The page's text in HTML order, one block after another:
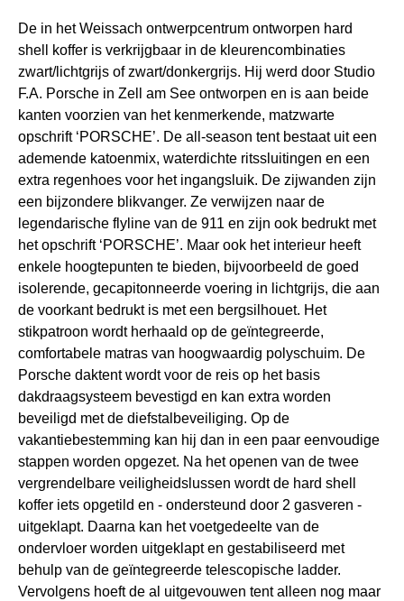
De in het Weissach ontwerpcentrum ontworpen hard
shell koffer is verkrijgbaar in de kleurencombinaties
zwart/lichtgrijs of zwart/donkergrijs. Hij werd door Studio
F.A. Porsche in Zell am See ontworpen en is aan beide
kanten voorzien van het kenmerkende, matzwarte
opschrift ‘PORSCHE’. De all-season tent bestaat uit een
ademende katoenmix, waterdichte ritssluitingen en een
extra regenhoes voor het ingangsluik. De zijwanden zijn
een bijzondere blikvanger. Ze verwijzen naar de
legendarische flyline van de 911 en zijn ook bedrukt met
het opschrift ‘PORSCHE’. Maar ook het interieur heeft
enkele hoogtepunten te bieden, bijvoorbeeld de goed
isolerende, gecapitonneerde voering in lichtgrijs, die aan
de voorkant bedrukt is met een bergsilhouet. Het
stikpatroon wordt herhaald op de geïntegreerde,
comfortabele matras van hoogwaardig polyschuim. De
Porsche daktent wordt voor de reis op het basis
dakdraagsysteem bevestigd en kan extra worden
beveiligd met de diefstalbeveiliging. Op de
vakantiebestemming kan hij dan in een paar eenvoudige
stappen worden opgezet. Na het openen van de twee
vergrendelbare veiligheidslussen wordt de hard shell
koffer iets opgetild en - ondersteund door 2 gasveren -
uitgeklapt. Daarna kan het voetgedeelte van de
ondervloer worden uitgeklapt en gestabiliseerd met
behulp van de geïntegreerde telescopische ladder.
Vervolgens hoeft de al uitgevouwen tent alleen nog maar